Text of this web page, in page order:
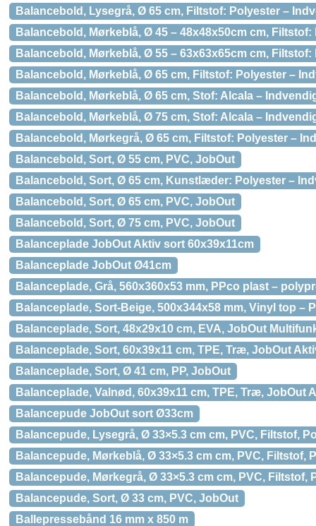
Balancebold, Lysegrå, Ø 65 cm, Filtstof: Polyester –
Balancebold, Mørkeblå, Ø 45 – 48x48x50cm cm,
Balancebold, Mørkeblå, Ø 55 – 63x63x65cm cm,
Balancebold, Mørkeblå, Ø 65 cm, Filtstof: Polyester –
Balancebold, Mørkeblå, Ø 65 cm, Stof: Alcala –
Balancebold, Mørkeblå, Ø 75 cm, Stof: Alcala –
Balancebold, Mørkegrå, Ø 65 cm, Filtstof: Polyester –
Balancebold, Sort, Ø 55 cm, PVC, JobOut
Balancebold, Sort, Ø 65 cm, Kunstlæder: Polyester –
Balancebold, Sort, Ø 65 cm, PVC, JobOut
Balancebold, Sort, Ø 75 cm, PVC, JobOut
Balanceplade JobOut Aktiv sort 60x39x11cm
Balanceplade JobOut Ø41cm
Balanceplade, Grå, 560x360x53 mm, PPco plast –
Balanceplade, Sort-Beige, 500x344x58 mm, Vinyl top
Balanceplade, Sort, 48x29x10 cm, EVA, JobOut
Balanceplade, Sort, 60x39x11 cm, TPE, Træ, JobOut
Balanceplade, Sort, Ø 41 cm, PP, JobOut
Balanceplade, Valnød, 60x39x11 cm, TPE, Træ, JobOut
Balancepude JobOut sort Ø33cm
Balancepude, Lysegrå, Ø 33×5.3 cm cm, PVC, Filtstof,
Balancepude, Mørkeblå, Ø 33×5.3 cm cm, PVC, Filtstof,
Balancepude, Mørkegrå, Ø 33×5.3 cm cm, PVC, Filtstof,
Balancepude, Sort, Ø 33 cm, PVC, JobOut
Ballepressebånd 16 mm x 850 m